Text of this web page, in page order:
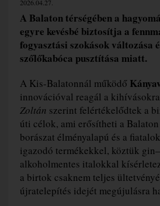
2026.04.27.
A Balaton térségében a
egyre kevésbé biztosítja a
fogyasztási szokások változása
szőlőkabóca pusztítása miatt.
A Kis-Balatonnál működő
innovációval reagál a
Zoltán szerint felértékelődtek a
úti célok, ami erősítheti a
borászat élményalapú és a
igazodó termékekkel, köztük
alkoholmentes italokkal
a birtok csaknem teljes
újratelepítés idejét megújulásra